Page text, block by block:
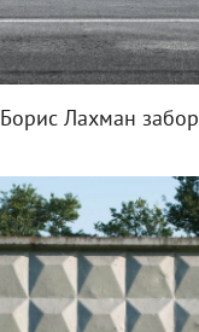
Борис Лахман забор